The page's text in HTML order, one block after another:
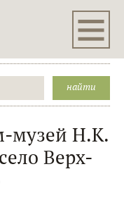
музей Н.К.
Верх-